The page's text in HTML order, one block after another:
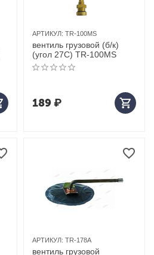
АРТИКУЛ: TR-100MS
вентиль грузовой (б/к)
(угол 27С) TR-100MS
189₽
АРТИКУЛ: TR-178A
вентиль грузовой